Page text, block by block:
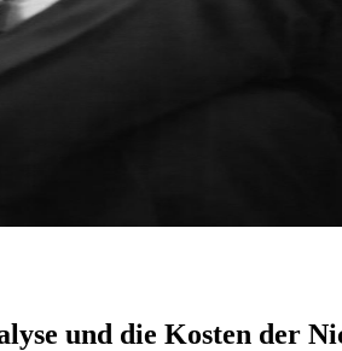
und die Kosten der